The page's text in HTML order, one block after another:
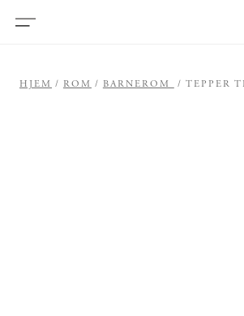
HJEM ROM BARNEROM TEPPER